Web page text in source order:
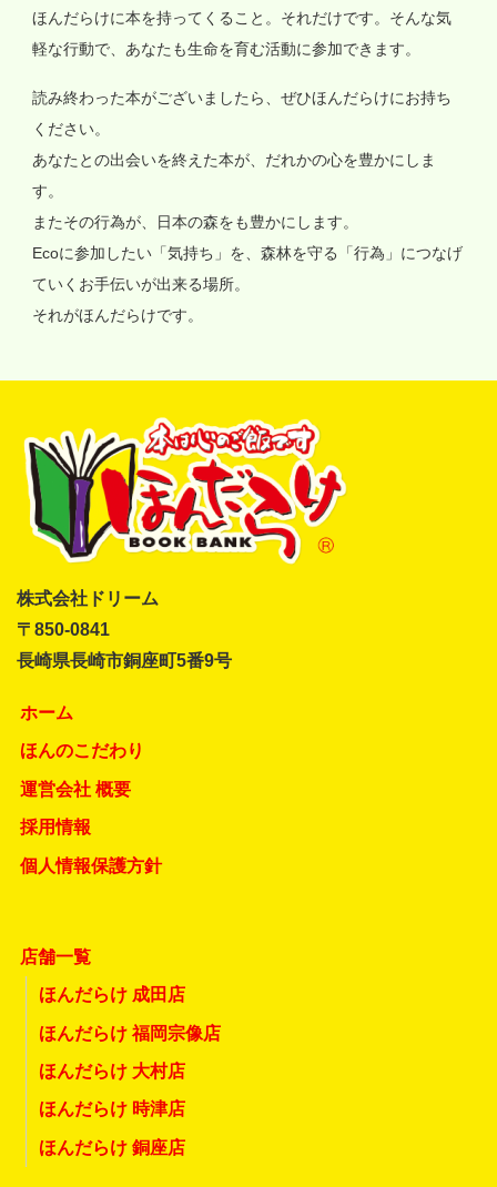
ほんだらけに本を持ってくること。それだけです。そんな気
軽な行動で、あなたも生命を育む活動に参加できます。
読み終わった本がございましたら、ぜひほんだらけにお持ち
ください。
あなたとの出会いを終えた本が、だれかの心を豊かにしま
す。
またその行為が、日本の森をも豊かにします。
Ecoに参加したい「気持ち」を、森林を守る「行為」につなげ
ていくお手伝いが出来る場所。
それがほんだらけです。
株式会社ドリーム
〒850-0841
長崎県長崎市銅座町5番9号
ホーム
ほんのこだわり
運営会社 概要
採用情報
個人情報保護方針
店舗一覧
ほんだらけ 成田店
ほんだらけ 福岡宗像店
ほんだらけ 大村店
ほんだらけ 時津店
ほんだらけ 銅座店